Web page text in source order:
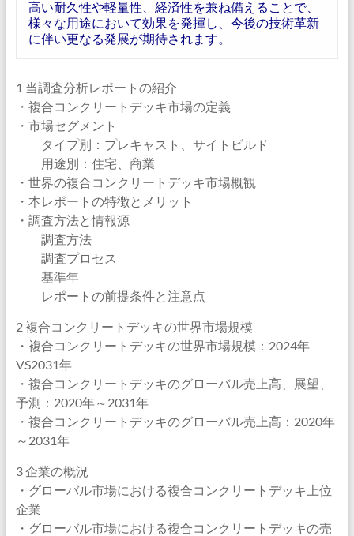
高い耐久性や軽量性、経済性を兼ね備えることで、
様々な用途において効果を発揮し、今後の技術革新
に伴い更なる発展が期待されます。
1 当調査分析レポートの紹介
・複合コンクリートデッキ市場の定義
・市場セグメント
タイプ別：プレキャスト、サイトビルド
用途別：住宅、商業
・世界の複合コンクリートデッキ市場概観
・本レポートの特徴とメリット
・調査方法と情報源
調査方法
調査プロセス
基準年
レポートの前提条件と注意点
2 複合コンクリートデッキの世界市場規模
・複合コンクリートデッキの世界市場規模：2024年
VS2031年
・複合コンクリートデッキのグローバル売上高、展望、
予測：2020年～2031年
・複合コンクリートデッキのグローバル売上高：2020年
～2031年
3 企業の概況
・グローバル市場における複合コンクリートデッキ上位
企業
・グローバル市場における複合コンクリートデッキの売